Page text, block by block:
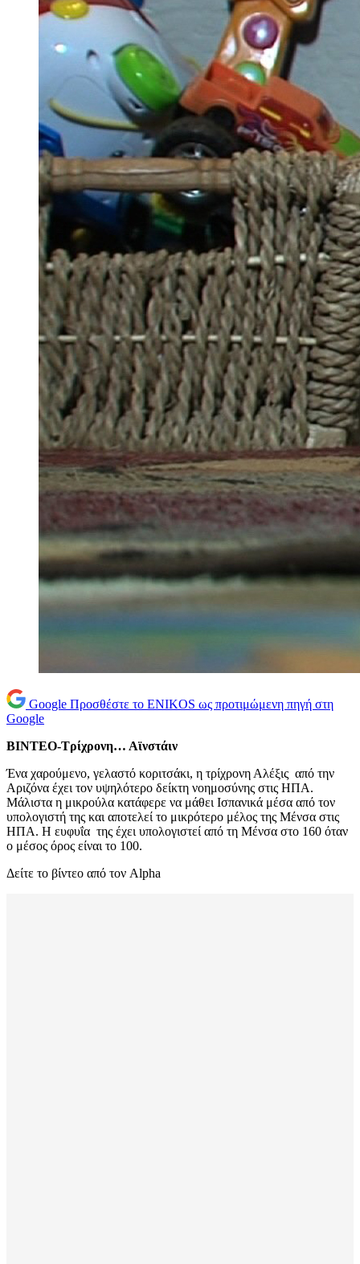
Google Προσθέστε το ENIKOS ως προτιμώμενη πηγή στη
Google
ΒΙΝΤΕΟ-Τρίχρονη… Αϊνστάιν
Ένα χαρούμενο, γελαστό κοριτσάκι, η τρίχρονη Αλέξις από την
Αριζόνα έχει τον υψηλότερο δείκτη νοημοσύνης στις ΗΠΑ.
Μάλιστα η μικρούλα κατάφερε να μάθει Ισπανικά μέσα από τον
υπολογιστή της και αποτελεί το μικρότερο μέλος της Μένσα στις
ΗΠΑ. Η ευφυΐα της έχει υπολογιστεί από τη Μένσα στο 160 όταν
ο μέσος όρος είναι το 100.
Δείτε το βίντεο από τον Alpha